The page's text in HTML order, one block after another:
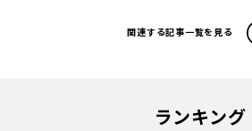
関連する記事一覧を見る
ランキング